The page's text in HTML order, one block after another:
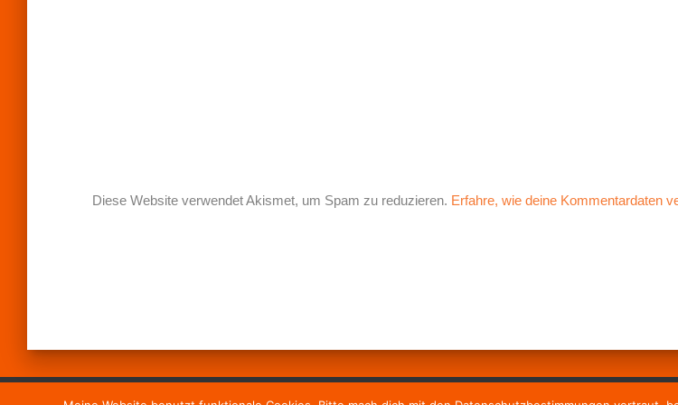
Diese Website verwendet Akismet, um Spam zu reduzieren. Erfahre, wie deine Kommentardaten